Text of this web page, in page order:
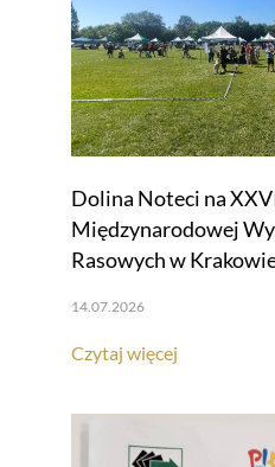
Dolina Noteci na
Międzynarodowej
Rasowych w
14.07.2026
Czytaj więcej